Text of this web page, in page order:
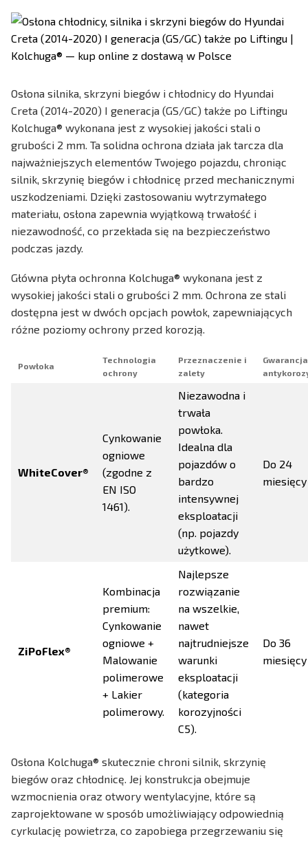
Osłona silnika, skrzyni biegów i chłodnicy do Hyundai
Creta (2014-2020) I generacja (GS/GC) także po Liftingu
Kolchuga® wykonana jest z wysokiej jakości stali o
grubości 2 mm. Ta solidna ochrona działa jak tarcza dla
najważniejszych elementów Twojego pojazdu, chroniąc
silnik, skrzynię biegów i chłodnicę przed mechanicznymi
uszkodzeniami. Dzięki zastosowaniu wytrzymałego
materiału, osłona zapewnia wyjątkową trwałość i
niezawodność, co przekłada się na bezpieczeństwo
podczas jazdy.
Główna płyta ochronna Kolchuga® wykonana jest z
wysokiej jakości stali o grubości 2 mm. Ochrona ze stali
dostępna jest w dwóch opcjach powłok, zapewniających
różne poziomy ochrony przed korozją.
Powłoka
Technologia
ochrony
Przeznaczenie i
zalety
Gwarancja
WhiteCover®
Cynkowanie
ogniowe
(zgodne z
EN ISO
1461).
Niezawodna i
trwała
powłoka.
Idealna dla
pojazdów o
bardzo
intensywnej
eksploatacji
(np. pojazdy
użytkowe).
Do 24
miesięcy
ZiPoFlex®
Kombinacja
premium:
Cynkowanie
ogniowe +
Malowanie
polimerowe
+ Lakier
polimerowy.
Najlepsze
rozwiązanie
na wszelkie,
nawet
najtrudniejsze
warunki
eksploatacji
(kategoria
korozyjności
C5).
Do 36
miesięcy
Osłona Kolchuga® skutecznie chroni silnik, skrzynię
biegów oraz chłodnicę. Jej konstrukcja obejmuje
wzmocnienia oraz otwory wentylacyjne, które są
zaprojektowane w sposób umożliwiający odpowiednią
cyrkulację powietrza, co zapobiega przegrzewaniu się